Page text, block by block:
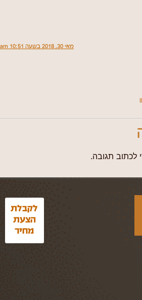
מאי 30, 2018 בשעה 10:51 am
לכתוב תגובה.
לקבלת
הצעת
מחיר